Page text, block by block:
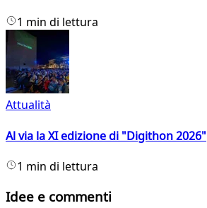
1 min di lettura
Attualità
Al via la XI edizione di "Digithon 2026"
1 min di lettura
Idee e commenti